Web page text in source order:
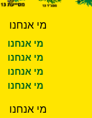
מי אנחנו
מי אנחנו
מי אנחנו
מי אנחנו
מי אנחנו
מי אנחנו